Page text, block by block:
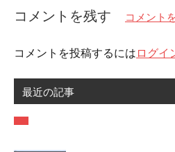
ー
シ
ン
コメントを残す
コメント
コメントを投稿するには ログイ
最近の記事